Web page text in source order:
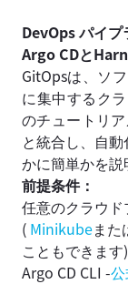
DevOps パイ
Argo CDと
GitOpsは、ソ
に集中するク
のチュートリ
と統合し、自
かに簡単かを説
前提条件：
任意のクラウ
( Minikubeまた
こともできます)
Argo CD CLI -